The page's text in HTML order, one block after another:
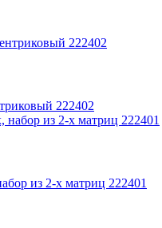
222402
из 2-х матриц 222401